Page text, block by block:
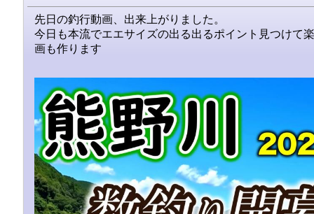
先日の釣行動画、出来上がりました。
今日も本流でエエサイズの出る出るポイント見つけて
画も作ります